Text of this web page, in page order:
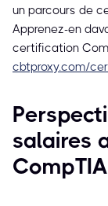
un parcours de
Apprenez-en
certification
cbtproxy.com/
salaires